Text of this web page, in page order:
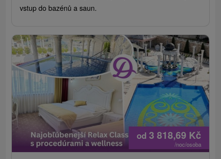
vstup do bazénů a saun.
od 3 818,69 Kč
/noc/osoba